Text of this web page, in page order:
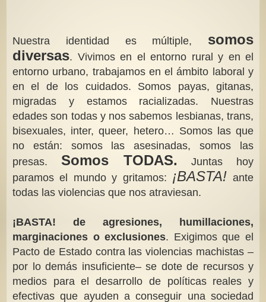
Nuestra identidad es múltiple, somos
diversas. Vivimos en el entorno rural y en el
entorno urbano, trabajamos en el ámbito laboral y
en el de los cuidados. Somos payas, gitanas,
migradas y estamos racializadas. Nuestras
edades son todas y nos sabemos lesbianas, trans,
bisexuales, inter, queer, hetero… Somos las que
no están: somos las asesinadas, somos las
presas. Somos TODAS. Juntas hoy
paramos el mundo y gritamos: ¡BASTA! ante
todas las violencias que nos atraviesan.
¡BASTA! de agresiones, humillaciones,
marginaciones o exclusiones. Exigimos que el
Pacto de Estado contra las violencias machistas –
por lo demás insuficiente– se dote de recursos y
medios para el desarrollo de políticas reales y
efectivas que ayuden a conseguir una sociedad